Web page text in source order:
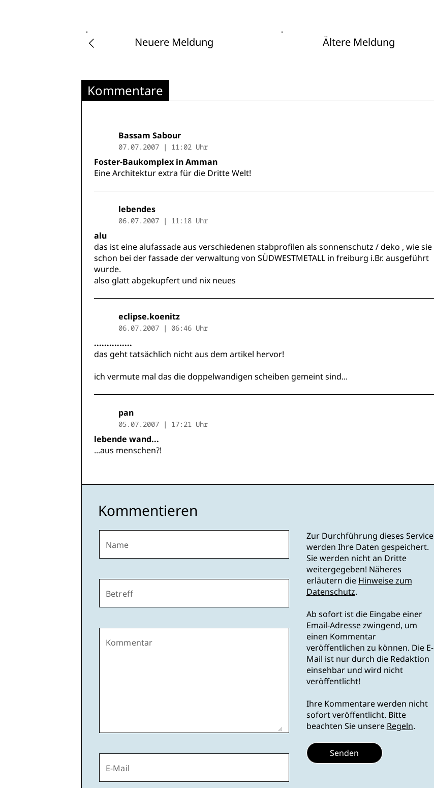
Neuere Meldung Ältere Meldung
Kommentare
Bassam Sabour
07.07.2007 | 11:02 Uhr
Foster-Baukomplex in Amman
Eine Architektur extra für die Dritte Welt!
lebendes
06.07.2007 | 11:18 Uhr
alu
das ist eine alufassade aus verschiedenen stabprofilen als sonnenschutz / deko , wie sie
schon bei der fassade der verwaltung von SÜDWESTMETALL in freiburg i.Br. ausgeführt
wurde.
also glatt abgekupfert und nix neues
eclipse.koenitz
06.07.2007 | 06:46 Uhr
...............
das geht tatsächlich nicht aus dem artikel hervor!
ich vermute mal das die doppelwandigen scheiben gemeint sind...
pan
05.07.2007 | 17:21 Uhr
lebende wand...
...aus menschen?!
Kommentieren
Name
Betreff
Kommentar
E-Mail
Zur Durchführung dieses Service
werden Ihre Daten gespeichert.
Sie werden nicht an Dritte
weitergegeben! Näheres
erläutern die Hinweise zum
Datenschutz.
Ab sofort ist die Eingabe einer
Email-Adresse zwingend, um
einen Kommentar
veröffentlichen zu können. Die E-
Mail ist nur durch die Redaktion
einsehbar und wird nicht
veröffentlicht!
Ihre Kommentare werden nicht
sofort veröffentlicht. Bitte
beachten Sie unsere Regeln.
Senden